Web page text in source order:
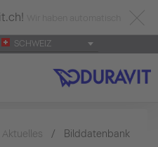
SCHWEIZ
Aktuelles Bilddatenbank